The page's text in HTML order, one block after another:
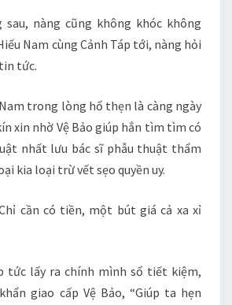
nàng cũng không khóc không
Nam cùng Cảnh Táp tới, nàng hỏi
tức.
trong lòng hổ thẹn là càng ngày
xin nhờ Vệ Bảo giúp hắn tìm tìm có
nhất lưu bác sĩ phẫu thuật thẩm
kia loại trừ vết sẹo quyền uy.
cần có tiền, một bút giá cả xa xỉ
tức lấy ra chính mình sổ tiết kiệm,
giao cấp Vệ Bảo, “Giúp ta hẹn